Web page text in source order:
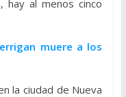
hay al menos cinco
muere a los
la ciudad de Nueva